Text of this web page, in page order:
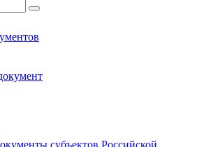
субъектов Российской